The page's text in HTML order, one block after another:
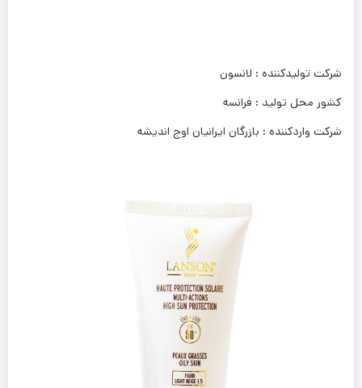
شرکت تولیدکننده : لانسون
کشور محل تولید : فرانسه
شرکت واردکننده : بازرگان ایرانیان اوج اندیشه